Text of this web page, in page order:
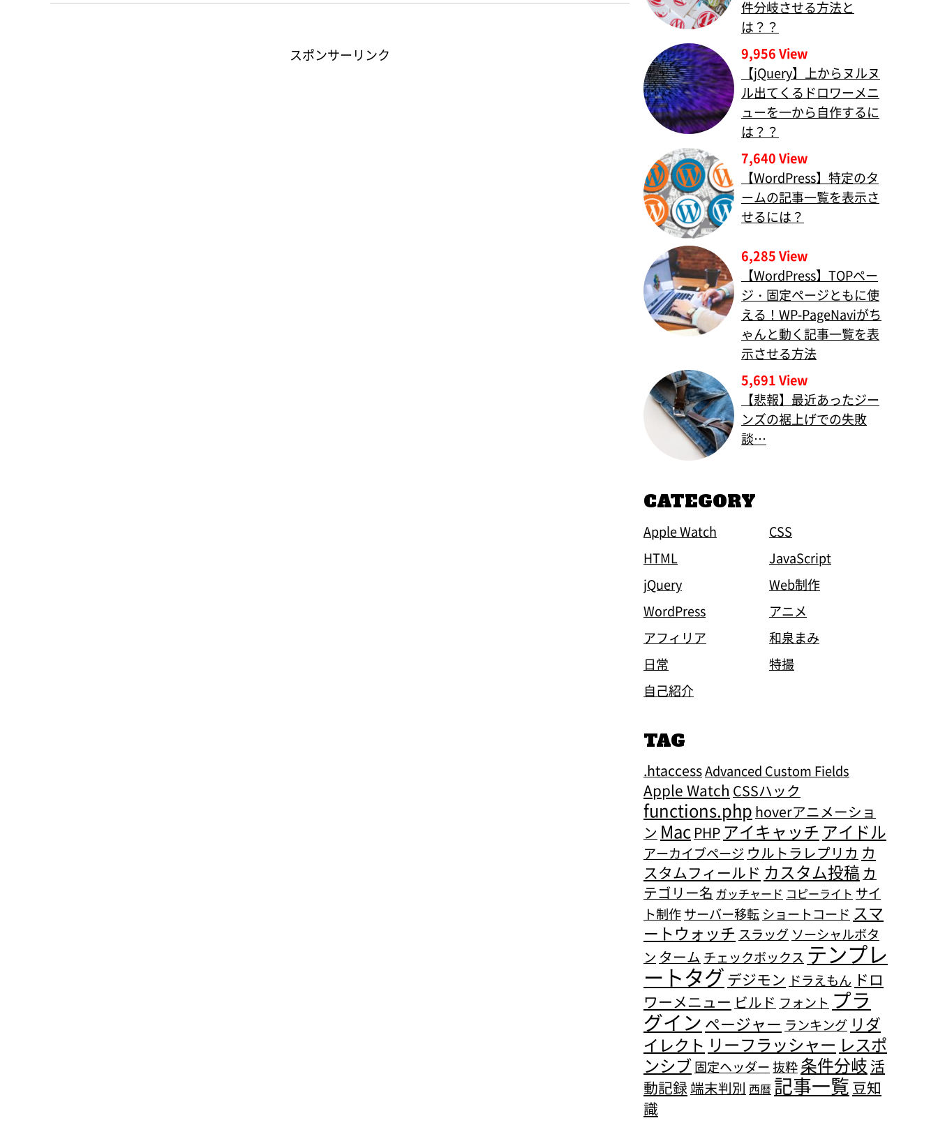
スポンサーリンク
件分岐させる方法と
は？？
9,956 View
【jQuery】上からヌルヌ
ル出てくるドロワーメニ
ューを一から自作するに
は？？
7,640 View
【WordPress】特定のタ
ームの記事一覧を表示さ
せるには？
6,285 View
【WordPress】TOPペー
ジ・固定ページともに使
える！WP-PageNaviがち
ゃんと動く記事一覧を表
示させる方法
5,691 View
【悲報】最近あったジー
ンズの裾上げでの失敗
談…
CATEGORY
Apple Watch
CSS
HTML
JavaScript
jQuery
Web制作
WordPress
アニメ
アフィリア
和泉まみ
日常
特撮
自己紹介
TAG
.htaccessAdvanced Custom Fields
Apple Watch CSSハック
functions.php hoverアニメーショ
ン Mac PHP アイキャッチ アイドル
アーカイブページ ウルトラレプリカ カ
スタムフィールド カスタム投稿 カ
テゴリー名 ガッチャード コピーライト サイ
ト制作サーバー移転 ショートコード スマ
ートウォッチ スラッグ ソーシャルボタ
ン ターム チェックボックス テンプレ
ートタグ デジモン ドラえもん ドロ
ワーメニュー ビルド フォント プラ
グイン ページャー ランキング リダ
イレクト リーフラッシャー レスポ
ンシブ固定ヘッダー抜粋条件分岐 活
動記録端末判別 西暦 記事一覧 豆知
識